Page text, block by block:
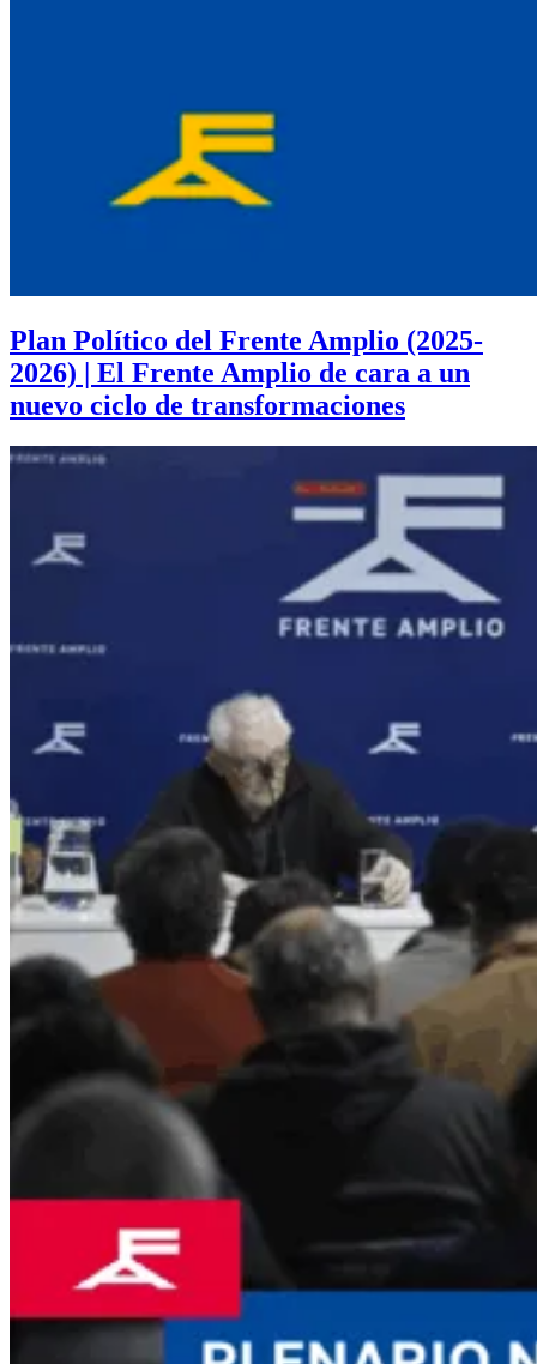
Plan Político del Frente Amplio (2025-
2026) | El Frente Amplio de cara a un
nuevo ciclo de transformaciones